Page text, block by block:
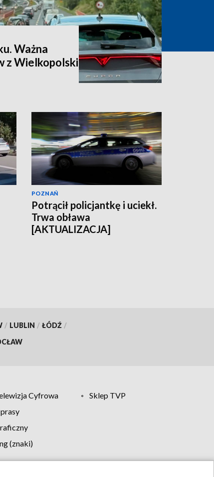
Ważna
z Wielkopolski
POZNAŃ
Potrącił policjantkę i uciekł.
Trwa obława
[AKTUALIZACJA]
/ LUBLIN / ŁÓDŹ /
Cyfrowa
Sklep TVP
(znaki)